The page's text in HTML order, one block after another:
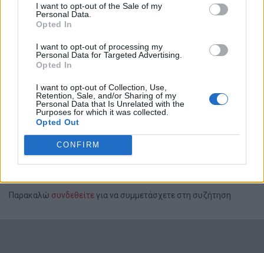
I want to opt-out of the Sale of my
Personal Data.
Opted In
I want to opt-out of processing my
Personal Data for Targeted Advertising.
Opted In
I want to opt-out of Collection, Use,
Retention, Sale, and/or Sharing of my
Personal Data that Is Unrelated with the
Purposes for which it was collected.
Opted Out
CONFIRM
Περισσότερες πληροφορίες μπορείτε να βρείτε στην
Η παρουσίαση είναι ανοικτή για το κοινό, με απαραίτητη
σύνδεσμο:
Παρακαλώ συνδεθείτεγια να συμμετάσχετε στη συζήτηση